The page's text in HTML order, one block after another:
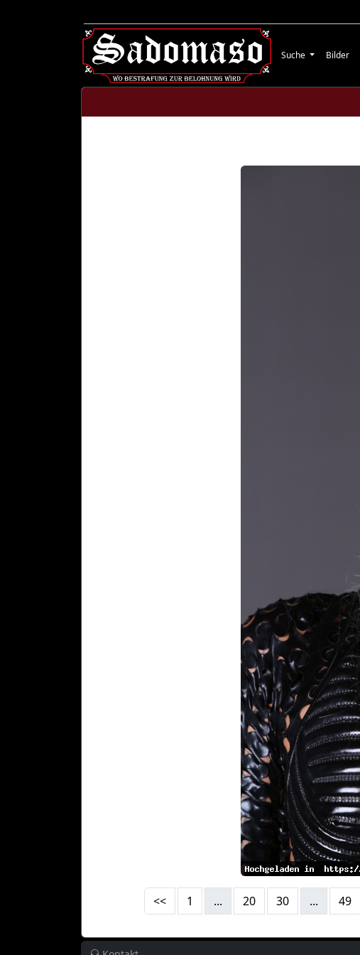
Suche Bilder
<< 1 ... 20 30 ... 49